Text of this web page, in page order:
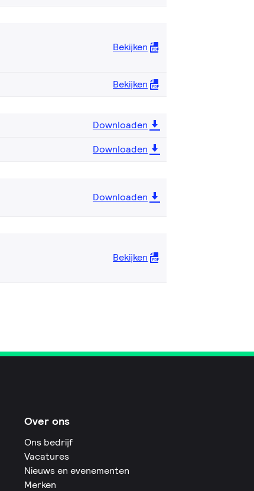
Bekijken
Bekijken
Downloaden
Downloaden
Downloaden
Bekijken
Over ons
Ons bedrijf
Vacatures
Nieuws en evenementen
Merken